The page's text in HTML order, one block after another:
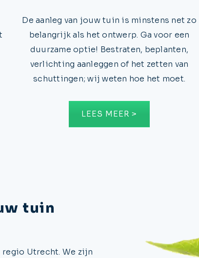
De aanleg van jouw tuin is minstens net zo
belangrijk als het ontwerp. Ga voor een
duurzame optie! Bestraten, beplanten,
verlichting aanleggen of het zetten van
schuttingen; wij weten hoe het moet.
LEES MEER >
tuin
Utrecht. We zijn